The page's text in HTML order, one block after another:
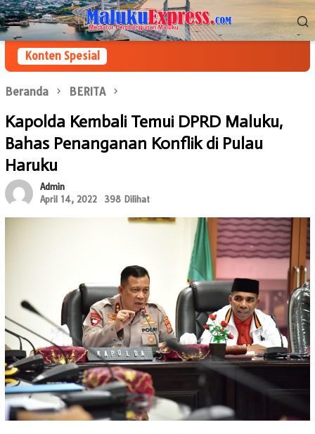
Loncat
ke
konten
Menu
Mobile
Konten Spesial
Beranda BERITA
Kapolda Kembali Temui DPRD Maluku,
Bahas Penanganan Konflik di Pulau
Haruku
Admin
April 14, 2022
398 Dilihat